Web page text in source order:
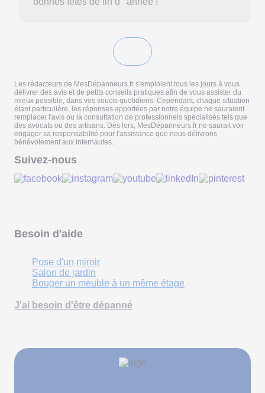
Les rédacteurs de MesDépanneurs.fr s'emploient tous les jours à vous
délivrer des avis et de petits conseils pratiques afin de vous assister du
mieux possible, dans vos soucis quotidiens. Cependant, chaque situation
étant particulière, les réponses apportées par notre équipe ne sauraient
remplacer l'avis ou la consultation de professionnels spécialisés tels que
des avocats ou des artisans. Dès lors, MesDépanneurs.fr ne saurait voir
engager sa responsabilité pour l'assistance que nous délivrons
bénévolement aux internautes.
Suivez-nous
Besoin d'aide
Pose d'un miroir
Salon de jardin
Bouger un meuble à un même étage
J'ai besoin d'être dépanné